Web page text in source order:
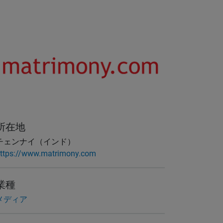
在地
ェンナイ（インド）
www.matrimony.com
種
ディア